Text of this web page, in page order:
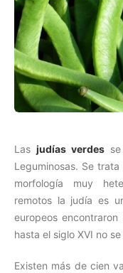
Las judías verdes
Leguminosas. Se
morfología muy
remotos la judía es
europeos
hasta el siglo XVI no
Existen más de cien